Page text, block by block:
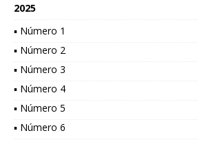
2025
▪ Número 1
▪ Número 2
▪ Número 3
▪ Número 4
▪ Número 5
▪ Número 6